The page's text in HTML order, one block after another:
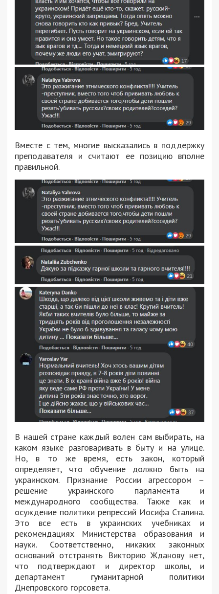
Вместе с тем, многие высказались в поддержку
преподавателя и считают ее позицию вполне
правильной.
В нашей стране каждый волен сам выбирать, на
каком языке разговаривать в быту и на улице.
Но, в то же время, есть закон, который
определяет, что обучение должно быть на
украинском. Признание России агрессором –
решение украинского парламента и
международного сообщества. Также как и
осуждение политики репрессий Иосифа Сталина.
Это все есть в украинских учебниках и
рекомендациях Министерства образования и
науки. Соответственно, никаких законных
оснований отстранять Викторию Жданову нет,
что подтверждают и директор школы, и
департамент гуманитарной политики
Днепровского горсовета.